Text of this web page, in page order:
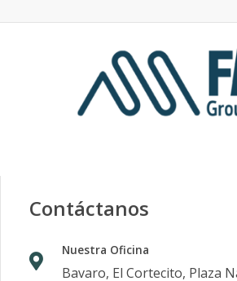
Contáctanos
Nuestra Oficina
Bavaro, El Cortecito, Plaza